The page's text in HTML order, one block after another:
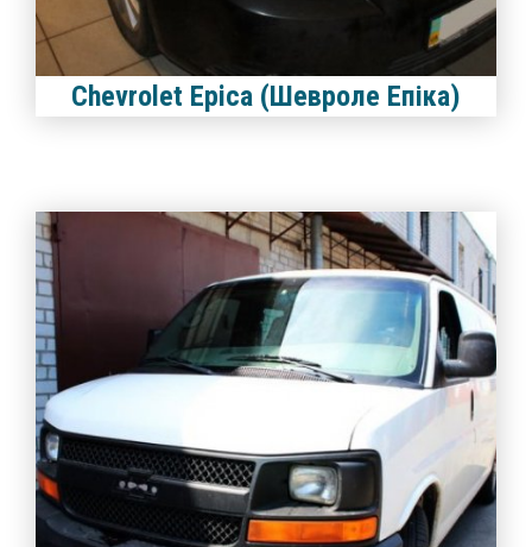
Chevrolet Epica (Шевроле Епіка)